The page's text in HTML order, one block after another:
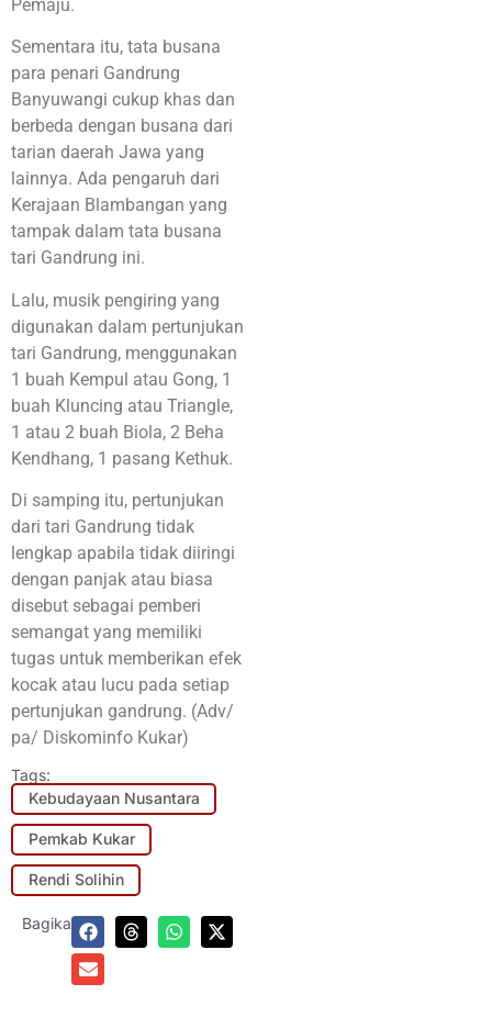
Pemaju.
Sementara itu, tata busana
para penari Gandrung
Banyuwangi cukup khas dan
berbeda dengan busana dari
tarian daerah Jawa yang
lainnya. Ada pengaruh dari
Kerajaan Blambangan yang
tampak dalam tata busana
tari Gandrung ini.
Lalu, musik pengiring yang
digunakan dalam pertunjukan
tari Gandrung, menggunakan
1 buah Kempul atau Gong, 1
buah Kluncing atau Triangle,
1 atau 2 buah Biola, 2 Beha
Kendhang, 1 pasang Kethuk.
Di samping itu, pertunjukan
dari tari Gandrung tidak
lengkap apabila tidak diiringi
dengan panjak atau biasa
disebut sebagai pemberi
semangat yang memiliki
tugas untuk memberikan efek
kocak atau lucu pada setiap
pertunjukan gandrung. (Adv/
pa/ Diskominfo Kukar)
Tags:
Kebudayaan Nusantara
Pemkab Kukar
Rendi Solihin
Bagikan: